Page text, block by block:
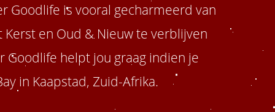
Goodlife is vooral gecharmeerd van
en Oud & Nieuw te verblijven
Goodlife helpt jou graag indien je
in Kaapstad, Zuid-Afrika.